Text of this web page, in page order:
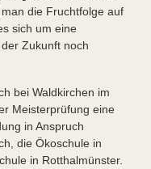
die Fruchtfolge auf
sich um eine
Zukunft noch
bei Waldkirchen im
Meisterprüfung eine
in Anspruch
die Ökoschule in
in Rotthalmünster.